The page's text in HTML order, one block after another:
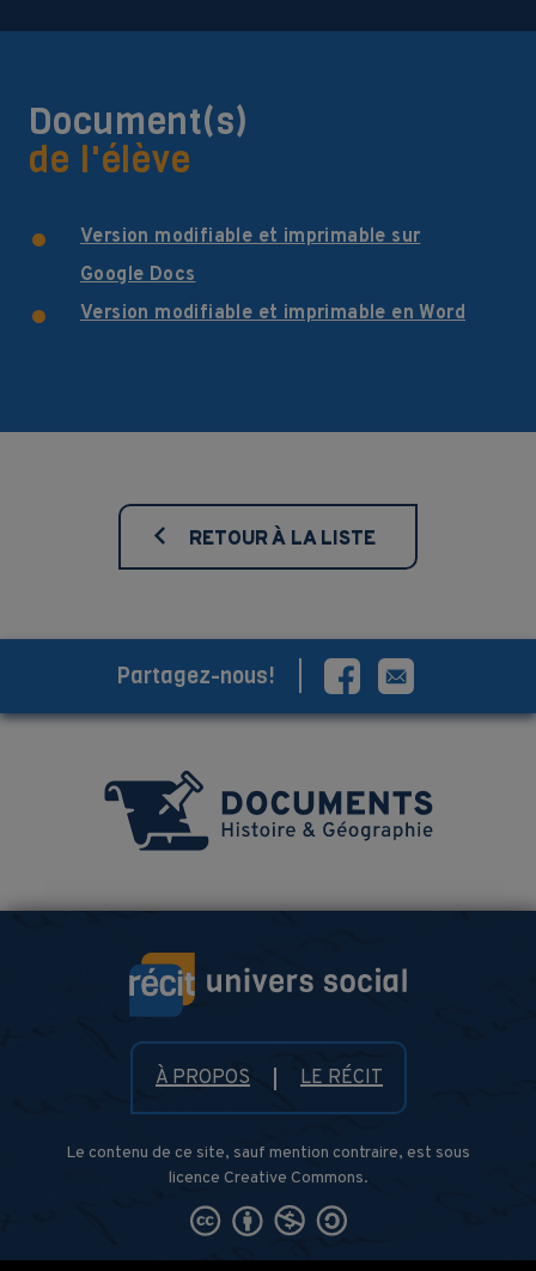
Document(s)
de l'élève
Version modifiable et imprimable sur
Google Docs
Version modifiable et imprimable en Word
RETOUR À LA LISTE
À PROPOS LE RÉCIT
Le contenu de ce site, sauf mention contraire, est sous
licence Creative Commons.
Partagez-nous!